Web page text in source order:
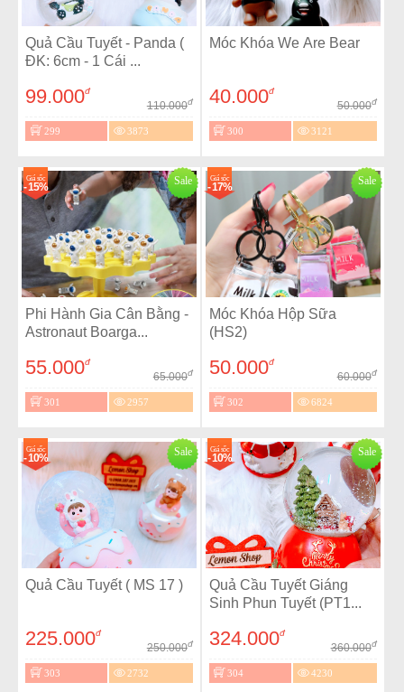
Quả Cầu Tuyết - Panda (
ĐK: 6cm - 1 Cái ...
99.000đ
110.000đ
299 3873
Móc Khóa We Are Bear
40.000đ
50.000đ
300 3121
Sale
Giá sốc
- 15%
Phi Hành Gia Cân Bằng -
Astronaut Boarga...
55.000đ
65.000đ
301 2957
Sale
Giá sốc
- 17%
Móc Khóa Hộp Sữa
(HS2)
50.000đ
60.000đ
302 6824
Sale
Giá sốc
- 10%
Quả Cầu Tuyết ( MS 17 )
225.000đ
250.000đ
303 2732
Sale
Giá sốc
- 10%
Quả Cầu Tuyết Giáng
Sinh Phun Tuyết (PT1...
324.000đ
360.000đ
304 4230